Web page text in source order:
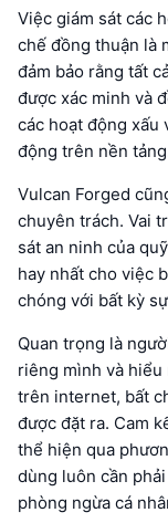
Việc giám sát các
chế đồng thuận là
đảm bảo rằng tất
được xác minh và
các hoạt động xấu
động trên nền
Vulcan Forged
chuyên trách. Vai
sát an ninh của
hay nhất cho việc
chóng với bất kỳ
Quan trọng là
riêng mình và
trên internet, bất
được đặt ra. Cam
thể hiện qua
dùng luôn cần
phòng ngừa cá